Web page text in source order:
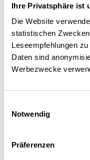
Ihre Privatsphäre ist
Die Website
statistischen
Leseempfehlungen
Daten sind
Werbezwecke
Notwendig
Präferenzen
Remarque : les «
technologie qui fait
(impact concurrentiel).
Source : IPI ; Patent